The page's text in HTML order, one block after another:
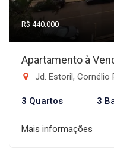
R$ 440.000
Apartamento à
Jd. Estoril, Cornélio
3 Quartos 3
Mais informações